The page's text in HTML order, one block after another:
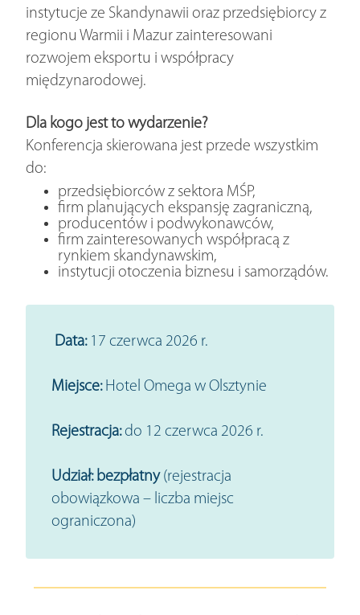
instytucje ze Skandynawii oraz przedsiębiorcy z
regionu Warmii i Mazur zainteresowani
rozwojem eksportu i współpracy
międzynarodowej.
Dla kogo jest to wydarzenie?
Konferencja skierowana jest przede wszystkim
do:
przedsiębiorców z sektora MŚP,
firm planujących ekspansję zagraniczną,
producentów i podwykonawców,
firm zainteresowanych współpracą z
rynkiem skandynawskim,
instytucji otoczenia biznesu i samorządów.
Data:17 czerwca 2026 r.
Miejsce:Hotel Omega w Olsztynie
Rejestracja:do 12 czerwca 2026 r.
Udział: bezpłatny(rejestracja
obowiązkowa – liczba miejsc
ograniczona)